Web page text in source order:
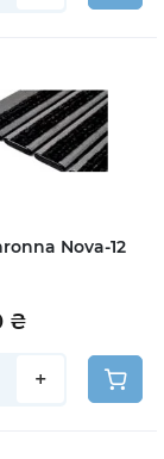
Nova-12
₴
+